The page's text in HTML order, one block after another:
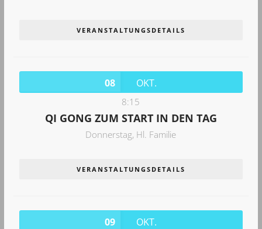
VERANSTALTUNGSDETAILS
08 OKT.
8:15
QI GONG ZUM START IN DEN TAG
Donnerstag, Hl. Familie
VERANSTALTUNGSDETAILS
09 OKT.